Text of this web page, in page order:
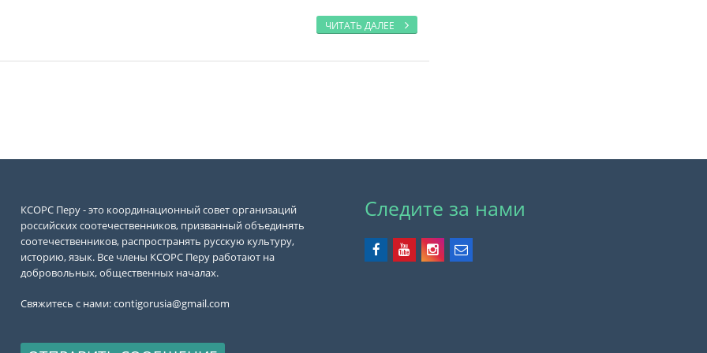
ЧИТАТЬ ДАЛЕЕ
КСОРС Перу - это координационный совет организаций
российских соотечественников, призванный объединять
соотечественников, распространять русскую культуру,
историю, язык. Все члены КСОРС Перу работают на
добровольных, общественных началах.
Свяжитесь с нами:contigorusia@gmail.com
Следите за нами